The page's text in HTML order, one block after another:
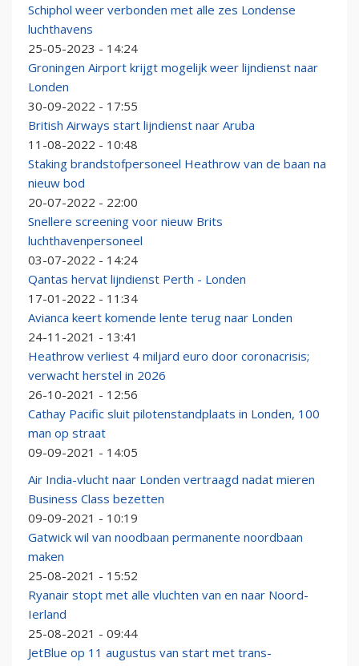
Schiphol weer verbonden met alle zes Londense
luchthavens
25-05-2023 - 14:24
Groningen Airport krijgt mogelijk weer lijndienst naar
Londen
30-09-2022 - 17:55
British Airways start lijndienst naar Aruba
11-08-2022 - 10:48
Staking brandstofpersoneel Heathrow van de baan na
nieuw bod
20-07-2022 - 22:00
Snellere screening voor nieuw Brits
luchthavenpersoneel
03-07-2022 - 14:24
Qantas hervat lijndienst Perth - Londen
17-01-2022 - 11:34
Avianca keert komende lente terug naar Londen
24-11-2021 - 13:41
Heathrow verliest 4 miljard euro door coronacrisis;
verwacht herstel in 2026
26-10-2021 - 12:56
Cathay Pacific sluit pilotenstandplaats in Londen, 100
man op straat
09-09-2021 - 14:05
Air India-vlucht naar Londen vertraagd nadat mieren
Business Class bezetten
09-09-2021 - 10:19
Gatwick wil van noodbaan permanente noordbaan
maken
25-08-2021 - 15:52
Ryanair stopt met alle vluchten van en naar Noord-
Ierland
25-08-2021 - 09:44
JetBlue op 11 augustus van start met trans-